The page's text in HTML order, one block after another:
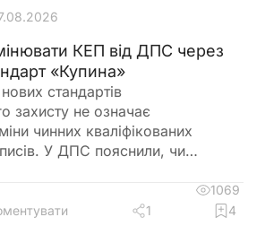
КЕП від ДПС через
«Купина»
стандартів
захисту не означає
чинних кваліфікованих
У ДПС пояснили, чи
на новий стандарт «Купина»
отримувати нові
1069
1 4